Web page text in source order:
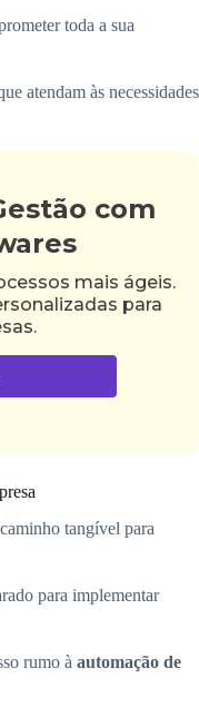
toda a sua
atendam às necessidades
com
mais ágeis.
para
tangível para
para implementar
rumo à automação de